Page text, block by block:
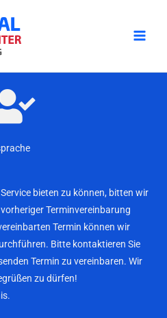
bieten zu können, bitten wir
Terminvereinbarung
Termin können wir
Bitte kontaktieren Sie
Termin zu vereinbaren. Wir
zu dürfen!